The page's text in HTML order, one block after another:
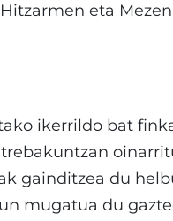
eta
ikerrildo bat
gainditzea du
mugatua du